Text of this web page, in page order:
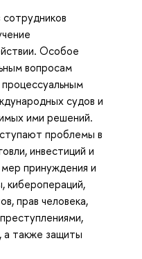
Особое
вопросам
судов и
ими решений.
проблемы в
инвестиций и
принуждения и
киберопераций,
прав человека,
а также защиты